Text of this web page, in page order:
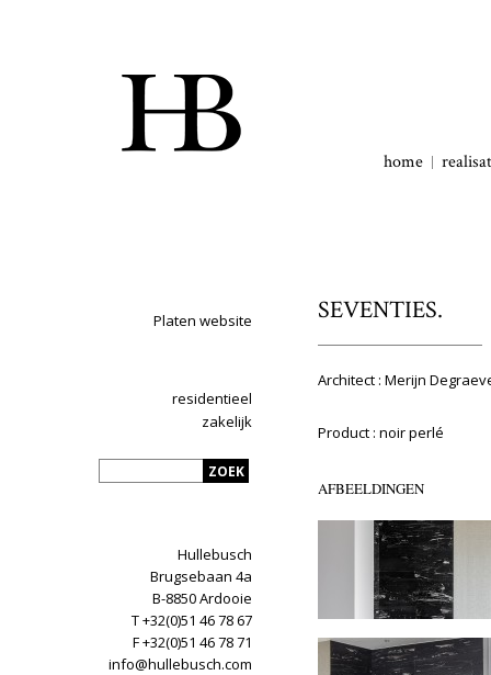
home
Platen website
residentieel
zakelijk
Hullebusch
Brugsebaan 4a
B-8850 Ardooie
T +32(0)51 46 78 67
F +32(0)51 46 78 71
info@hullebusch.com
SEVENTIES.
Architect : Merijn
Product : noir perlé
AFBEELDINGEN